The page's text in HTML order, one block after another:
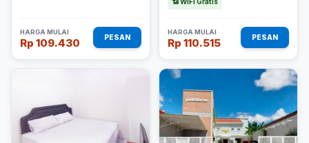
HARGA MULAI
Rp 109.430 PESAN
HARGA MULAI
Rp 110.515 PESAN